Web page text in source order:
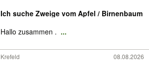
Ich suche Zweige vom Apfel / Birnenbaum
Hallo zusammen . ...
Krefeld 08.08.2026